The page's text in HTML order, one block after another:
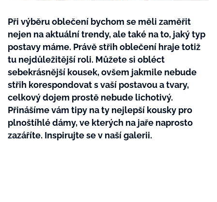
Při výběru oblečení bychom se měli zaměřit
nejen na aktuální trendy, ale také na to, jaký typ
postavy máme. Právě střih oblečení hraje totiž
tu nejdůležitější roli. Můžete si obléct
sebekrásnější kousek, ovšem jakmile nebude
střih korespondovat s vaší postavou a tvary,
celkový dojem prostě nebude lichotivý.
Přinášíme vám tipy na ty nejlepší kousky pro
plnoštíhlé dámy, ve kterých na jaře naprosto
zazáříte. Inspirujte se v naší galerii.